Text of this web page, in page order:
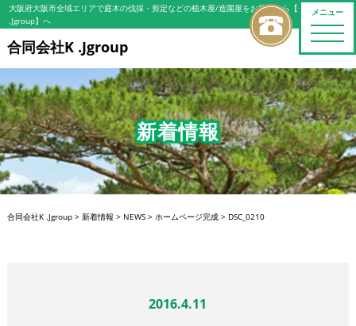
メニュー
toggle
大阪府大阪市全域エリアで庭木の伐採・剪定などの植木屋/造園屋をお探しなら【合同会社K
.Jgroup】へ
合同会社K .Jgroup
新着情報
合同会社K .Jgroup> 新着情報 > NEWS> ホームページ完成> DSC_0210
2016.4.11